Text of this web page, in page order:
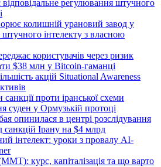
регулювання штучного
колишній урановий завод у
інтелекту з власною
користувачів через ризик
$38 млн у Bitcoin-гаманці
акцій Situational Awareness
проти іранської схеми
суден у Ормузькій протоці
опинилася в центрі розслідування
санкцій Ірану на $4 млрд
інтелект: уроки з провалу AI-
курс, капіталізація та що варто